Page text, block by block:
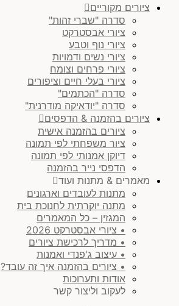
ציורים מקוריים
סדרה "שברי זהות"
ציורי אבסטרקט
ציורי נוף וטבע
ציורי נשים ודמויות
ציורי פרחים וצומח
ציורי בעלי חיים וציפורים
סדרה "הכתמים"
סדרה "יודאיקה מודרנית"
ציורים בהזמנה & הדפסים
ציורים בהזמנה אישית
ציור משפחתי לפי תמונה
דיוקן אמנותי לפי תמונה
הדפסי נייר בהזמנה
מאמרים & מתנות ועוד
מתנות לעובדים וארגונים
מתנה יוקרתית לחנוכת בית
המגזין – כל המאמרים
• ציורי אבסטרקט 2026
• מדריך לרכישת ציורים
• עיצוב ג'פנדי ואמנות
• ציורים בהזמנה איך זה עובד?
אודות ותערוכות
לעקוב וליצור קשר